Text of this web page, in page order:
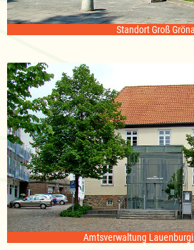
Standort Groß
Amtsverwaltung